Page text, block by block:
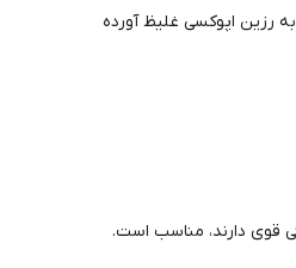
رزین اپوکسی غلیظ آورده
قوی دارند، مناسب است.